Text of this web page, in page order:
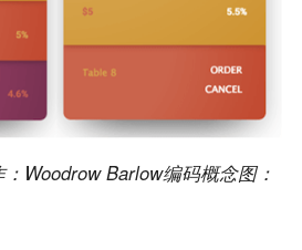
Woodrow Barlow编码概念图：